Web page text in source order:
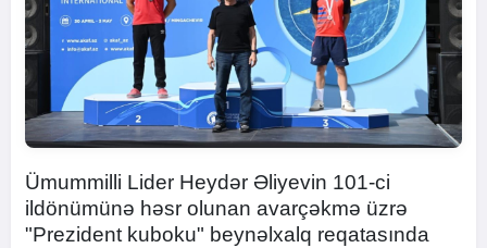
Ümummilli Lider Heydər Əliyevin 101-ci
ildönümünə həsr olunan avarçəkmə üzrə
"Prezident kuboku" beynəlxalq reqatasında